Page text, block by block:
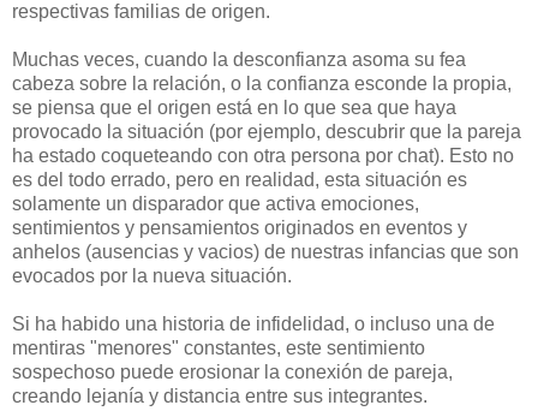
respectivas familias de origen.
Muchas veces, cuando la desconfianza asoma su fea
cabeza sobre la relación, o la confianza esconde la propia,
se piensa que el origen está en lo que sea que haya
provocado la situación (por ejemplo, descubrir que la pareja
ha estado coqueteando con otra persona por chat). Esto no
es del todo errado, pero en realidad, esta situación es
solamente un disparador que activa emociones,
sentimientos y pensamientos originados en eventos y
anhelos (ausencias y vacios) de nuestras infancias que son
evocados por la nueva situación.
Si ha habido una historia de infidelidad, o incluso una de
mentiras "menores" constantes, este sentimiento
sospechoso puede erosionar la conexión de pareja,
creando lejanía y distancia entre sus integrantes.